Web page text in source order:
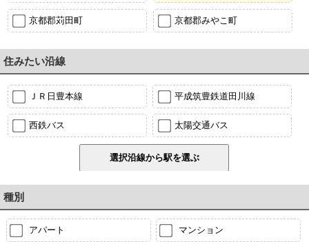
京都郡苅田町 京都郡みやこ町
住みたい沿線
ＪＲ日豊本線 平成筑豊鉄道田川線
西鉄バス 太陽交通バス
種別
アパート マンション